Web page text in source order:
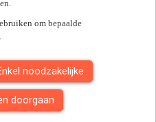
om bepaalde
noodzakelijke
doorgaan